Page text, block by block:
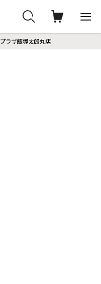
ラザ飯塚太郎丸店